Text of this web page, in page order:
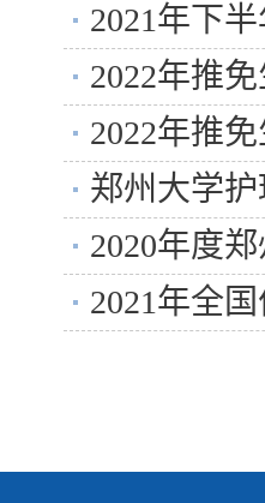
2021年下
2022年推
2022年推
郑州大学
2020年度
2021年全